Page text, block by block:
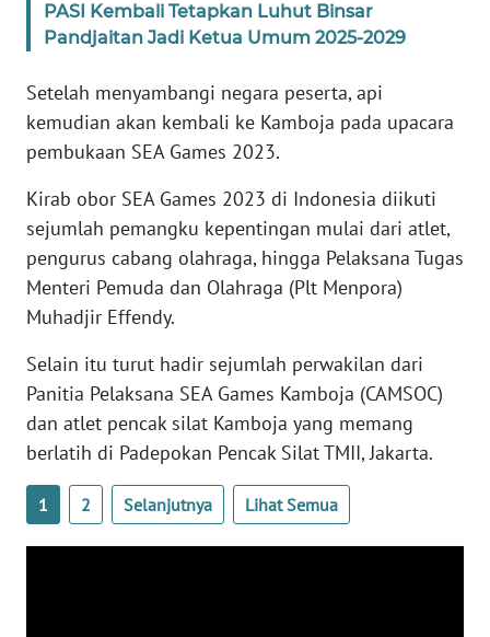
PASI Kembali Tetapkan Luhut Binsar
Pandjaitan Jadi Ketua Umum 2025-2029
Setelah menyambangi negara peserta, api
kemudian akan kembali ke Kamboja pada upacara
pembukaan SEA Games 2023.
Kirab obor SEA Games 2023 di Indonesia diikuti
sejumlah pemangku kepentingan mulai dari atlet,
pengurus cabang olahraga, hingga Pelaksana Tugas
Menteri Pemuda dan Olahraga (Plt Menpora)
Muhadjir Effendy.
Selain itu turut hadir sejumlah perwakilan dari
Panitia Pelaksana SEA Games Kamboja (CAMSOC)
dan atlet pencak silat Kamboja yang memang
berlatih di Padepokan Pencak Silat TMII, Jakarta.
1 2 Selanjutnya Lihat Semua
WN
WN
SERAMBI
WN
JAMBI
WN
SULTRA
WN
NTB
WN
WN
SULBAR